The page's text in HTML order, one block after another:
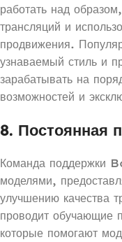
работать над
трансляций и
продвижения.
узнаваемый стиль и
зарабатывать на
возможностей и
8. Постоянная
Команда поддержки
моделями,
улучшению качества
проводит обучающие
которые помогают